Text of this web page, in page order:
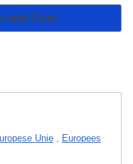
talen Close
Unie
Europees